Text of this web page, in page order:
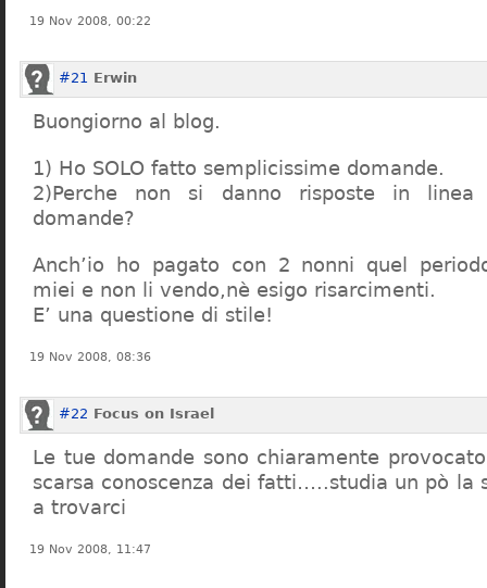
19 Nov 2008, 00:22
#21 Erwin
Buongiorno al blog.
1) Ho SOLO fatto semplicissime domande.
2)Perche non si danno risposte in
domande?
Anch’io ho pagato con 2 nonni quel
miei e non li vendo,nè esigo risarcimenti.
E’ una questione di stile!
19 Nov 2008, 08:36
#22 Focus on Israel
Le tue domande sono chiaramente
scarsa conoscenza dei fatti…..studia un pò la
a trovarci
19 Nov 2008, 11:47